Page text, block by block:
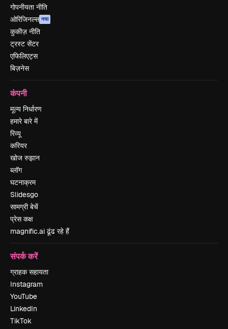
गोपनीयता नीति
ओरिजिनल्स नया
कुकीज़ नीति
ट्रस्ट सेंटर
एफिलिएट्स
बिज़नेस
कंपनी
मूल्य निर्धारण
हमारे बारे में
रिव्यू
करियर
खोज रुझान
ब्लॉग
घटनाक्रम
Slidesgo
सामग्री बेचें
प्रेस कक्ष
magnific.ai ढूंढ रहे हैं
संपर्क करें
ग्राहक सहायता
Instagram
YouTube
LinkedIn
TikTok